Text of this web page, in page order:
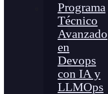
Programa
Técnico
Avanzado
en
Devops
con IA y
LLMOps